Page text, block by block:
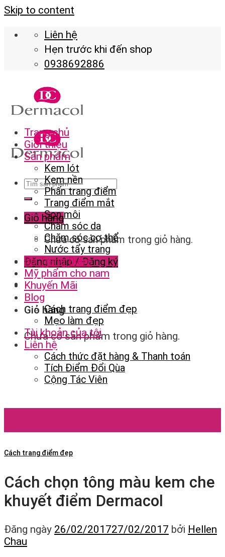
Skip to content
Liên hệ
Hẹn trước khi đến shop
0938692886
Giỏ hàng
Chưa có sản phẩm trong giỏ hàng.
Đăng nhập / Đăng ký
Giỏ hàng
Chưa có sản phẩm trong giỏ hàng.
Trang chủ
Giới thiệu
Sản phẩm
Kem lót
Kem nền
Phấn trang điểm
Trang điểm mắt
Son môi
Chăm sóc da
Chăm sóc cơ thể
Nước tẩy trang
Bộ Trang Điểm
Mỹ phẩm cho nam
Khuyến Mãi
Blog
Cách trang điểm đẹp
Mẹo làm đẹp
Tài khoản của tôi
Liên hệ
Cách thức đặt hàng & Thanh toán
Tích Điểm Đổi Qùa
Cộng Tác Viên
Cách trang điểm đẹp
Cách chọn tông màu kem che
khuyết điểm Dermacol
Đăng ngày 26/02/201727/02/2017 bởi Hellen
Chau